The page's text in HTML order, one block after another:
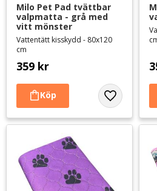
Milo Pet Pad tvättbar
valpmatta - grå med
vitt mönster
Vattentätt kisskydd - 80x120
cm
359 kr
Lägg till i